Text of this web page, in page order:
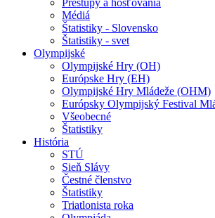
Prestupy a hosťovania
Médiá
Štatistiky - Slovensko
Štatistiky - svet
Olympijské
Olympijské Hry (OH)
Európske Hry (EH)
Olympijské Hry Mládeže (OHM)
Európsky Olympijský Festival
Všeobecné
Štatistiky
História
STÚ
Sieň Slávy
Čestné členstvo
Štatistiky
Triatlonista roka